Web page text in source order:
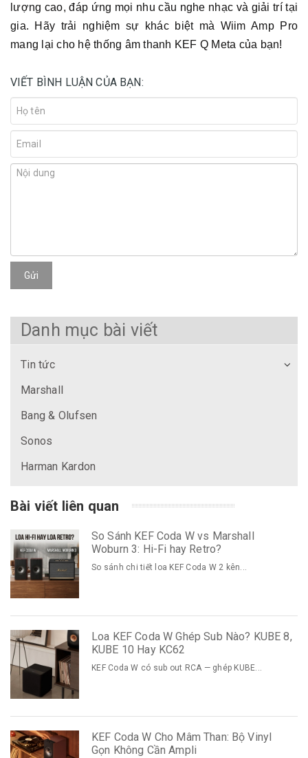
lượng cao, đáp ứng mọi nhu cầu nghe nhạc và giải trí tại
gia. Hãy trải nghiệm sự khác biệt mà Wiim Amp Pro
mang lại cho hệ thống âm thanh KEF Q Meta của bạn!
VIẾT BÌNH LUẬN CỦA BẠN:
Gửi
Danh mục bài viết
Tin tức
Marshall
Bang & Olufsen
Sonos
Harman Kardon
Bài viết liên quan
So Sánh KEF Coda W vs Marshall
Woburn 3: Hi-Fi hay Retro?
So sánh chi tiết loa KEF Coda W 2 kên...
Loa KEF Coda W Ghép Sub Nào? KUBE 8,
KUBE 10 Hay KC62
KEF Coda W có sub out RCA — ghép KUBE...
KEF Coda W Cho Mâm Than: Bộ Vinyl
Gọn Không Cần Ampli